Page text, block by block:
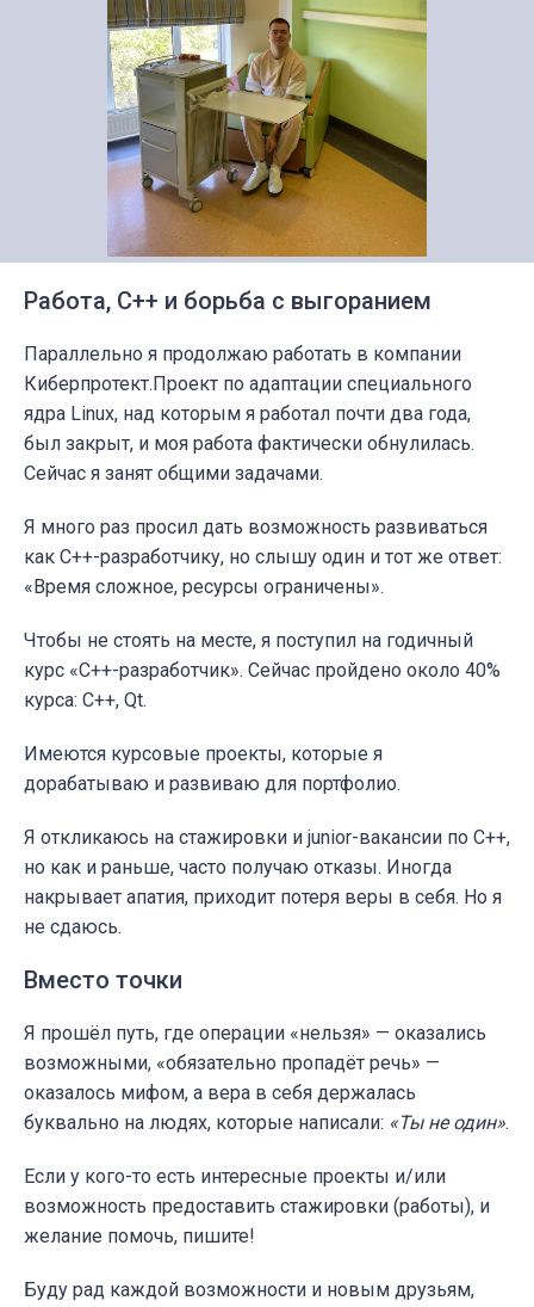
Работа, C++ и борьба с выгоранием
Параллельно я продолжаю работать в компании
Киберпротект.Проект по адаптации специального
ядра Linux, над которым я работал почти два года,
был закрыт, и моя работа фактически обнулилась.
Сейчас я занят общими задачами.
Я много раз просил дать возможность развиваться
как C++-разработчику, но слышу один и тот же ответ:
«Время сложное, ресурсы ограничены».
Чтобы не стоять на месте, я поступил на годичный
курс «C++-разработчик». Сейчас пройдено около 40%
курса: C++, Qt.
Имеются курсовые проекты, которые я
дорабатываю и развиваю для портфолио.
Я откликаюсь на стажировки и junior-вакансии по C++,
но как и раньше, часто получаю отказы. Иногда
накрывает апатия, приходит потеря веры в себя. Но я
не сдаюсь.
Вместо точки
Я прошёл путь, где операции «нельзя» — оказались
возможными, «обязательно пропадёт речь» —
оказалось мифом, а вера в себя держалась
буквально на людях, которые написали: «Ты не один».
Если у кого-то есть интересные проекты и/или
возможность предоставить стажировки (работы), и
желание помочь, пишите!
Буду рад каждой возможности и новым друзьям,